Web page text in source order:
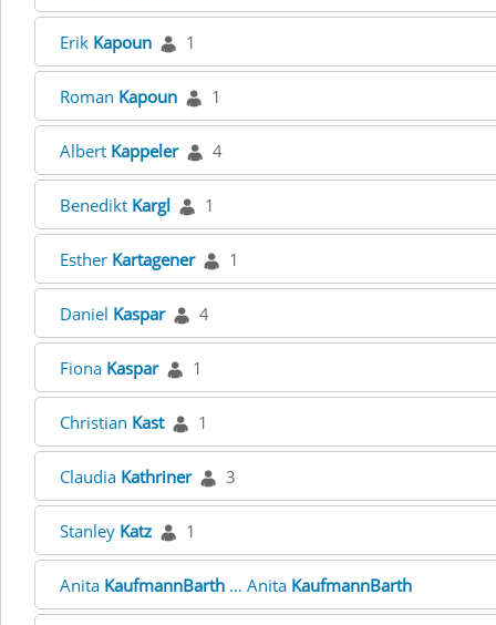
Erik Kapoun 1
Roman Kapoun 1
Albert Kappeler 4
Benedikt Kargl 1
Esther Kartagener 1
Daniel Kaspar 4
Fiona Kaspar 1
Christian Kast 1
Claudia Kathriner 3
Stanley Katz 1
Anita KaufmannBarth ... Anita KaufmannBarth